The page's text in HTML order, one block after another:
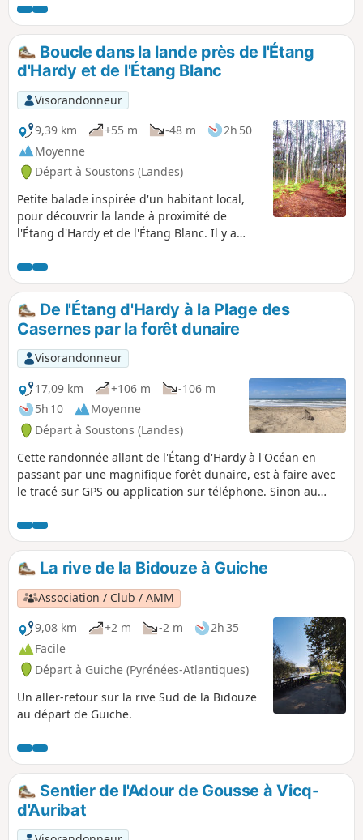
bois et lac à Biarrotte" ce circuit permet
de découvrir le Lac de Bédorède et la
maison de La Mayou.
Boucle dans la lande près de l'Étang
d'Hardy et de l'Étang Blanc
Visorandonneur
9,39 km
+55 m -48 m
2h 50
Moyenne
Départ à Soustons (Landes)
Petite balade inspirée d'un habitant local,
pour découvrir la lande à proximité de
l'Étang d'Hardy et de l'Étang Blanc. Il y a
d'exploitation de pins car ça fait aussi partie
de la vie dans les Landes. La fin du trajet
s'effectue le long de la route, le chemin
cartographié sur la gauche n'existant plus.
De l'Étang d'Hardy à la Plage des
Casernes par la forêt dunaire
Visorandonneur
17,09 km
+106 m
-106 m
5h 10
Moyenne
Départ à Soustons (Landes)
Cette randonnée allant de l'Étang d'Hardy à l'Océan en
passant par une magnifique forêt dunaire, est à faire avec
le tracé sur GPS ou application sur téléphone. Sinon au
qui sont sur la carte mais pas ou plus sur le terrain et
inversement des chemins qui sont sur le terrain et pas sur
la carte. Le tracé n'emprunte que des chemins qui sont sur
la carte. Le parcours est sans aucune difficulté technique et
les chemins sont confortables.
La rive de la Bidouze à Guiche
Association / Club / AMM
9,08 km
+2 m -2 m
2h 35
Facile
Départ à Guiche (Pyrénées-Atlantiques)
Un aller-retour sur la rive Sud de la Bidouze
au départ de Guiche.
Sentier de l'Adour de Gousse à Vicq-
d'Auribat